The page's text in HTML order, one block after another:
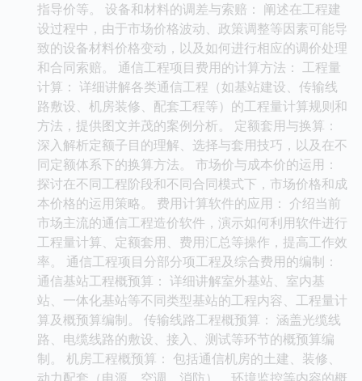
指导价等。 设备和材料的调差与索赔： 阐述在工程建
设过程中，由于市场价格波动、政策调整等因素可能导
致的设备材料价格变动，以及如何进行相应的调价处理
和合同索赔。 通信工程项目费用的计算方法： 工程量
计算： 详细讲解各类通信工程（如基站建设、传输线
路敷设、机房装修、配套工程等）的工程量计算规则和
方法，提供图文并茂的案例分析。 定额套用与换算：
深入解析定额子目的理解、选择与套用技巧，以及在不
同定额体系下的换算方法。 市场价与成本价的运用：
探讨在不同工程阶段和不同合同模式下，市场价格和成
本价格的运用策略。 费用计算软件的应用： 介绍当前
市场主流的通信工程造价软件，演示如何利用软件进行
工程量计算、定额套用、费用汇总等操作，提高工作效
率。 通信工程项目分部分项工程及综合费用的编制：
通信基站工程概预算： 详细讲解室外基站、室内基
站、一体化基站等不同类型基站的工程内容、工程量计
算及概预算编制。 传输线路工程概预算： 涵盖光缆线
路、电缆线路的敷设、接入、测试等环节的概预算编
制。 机房工程概预算： 包括通信机房的土建、装修、